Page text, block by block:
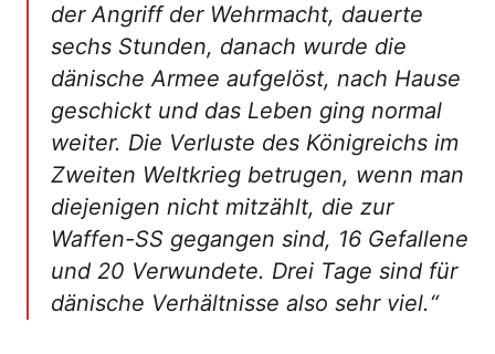
der Angriff der Wehrmacht, dauerte
sechs Stunden, danach wurde die
dänische Armee aufgelöst, nach Hause
geschickt und das Leben ging normal
weiter. Die Verluste des Königreichs im
Zweiten Weltkrieg betrugen, wenn man
diejenigen nicht mitzählt, die zur
Waffen-SS gegangen sind, 16 Gefallene
und 20 Verwundete. Drei Tage sind für
dänische Verhältnisse also sehr viel.“